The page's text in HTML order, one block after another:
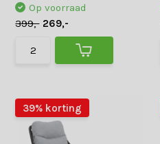
Op voorraad
399,- 269,-
39% korting